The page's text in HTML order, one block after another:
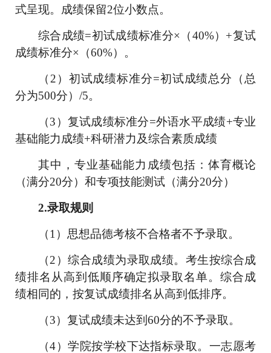
式呈现。成绩保留2位小数点。
综合成绩=初试成绩标准分× （40%） +复试
成绩标准分× （60%）。
（ 2 ） 初试成绩标准分=初试成绩总分
（总
分为500分） /5。
（3 ） 复试成绩标准分=外语水平成绩+专业
基础能力成绩+科研潜力及综合素质成绩
其中，专业基础能力 成绩包括： 体育概论
（满分20分） 和专项技能测试 （满分20分）
2.录取规则
（1 ） 思想品德考核不合格者不予录取。
（2 ）综合成绩为录取成绩。考生按综合成
绩排名从高到低顺序确定拟录取名单。综合成
绩相同的，按复试成绩排名从高到低排序。
（3）复试成绩未达到 60分的不予录取。
（4）学院按学校下达指标录取。一志愿考